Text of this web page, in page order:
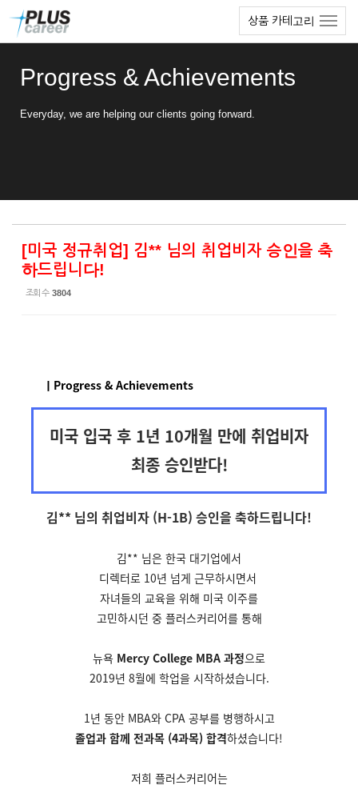
상품 카테고리
Progress & Achievements
Everyday, we are helping our clients going forward.
[미국 정규취업] 김** 님의 취업비자 승인을 축
하드립니다!
조회 수 3804
ㅣProgress & Achievements
미국 입국 후 1년 10개월 만에 취업비자
최종 승인받다!
김** 님의 취업비자 (H-1B) 승인을 축하드립니다!
김** 님은 한국 대기업에서
디렉터로 10년 넘게 근무하시면서
자녀들의 교육을 위해 미국 이주를
고민하시던 중 플러스커리어를 통해
뉴욕 Mercy College MBA 과정으로
2019년 8월에 학업을 시작하셨습니다.
1년 동안 MBA와 CPA 공부를 병행하시고
졸업과 함께 전과목 (4과목) 합격하셨습니다!
저희 플러스커리어는